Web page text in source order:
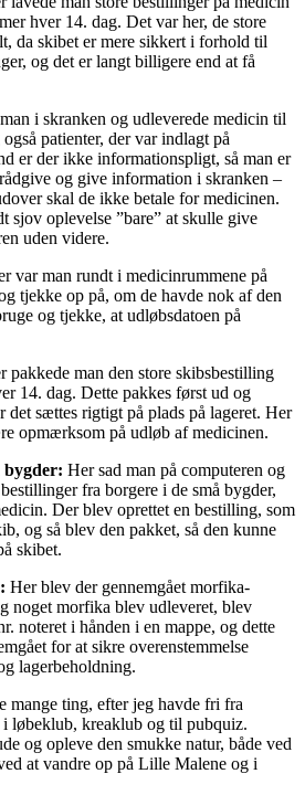
hver 14. dag. Det var her, de store
da skibet er mere sikkert i forhold til
og det er langt billigere end at få
i skranken og udleverede medicin til
patienter, der var indlagt på
er der ikke informationspligt, så man er
og give information i skranken –
skal de ikke betale for medicinen.
sjov oplevelse ”bare” at skulle give
uden videre.
var man rundt i medicinrummene på
tjekke op på, om de havde nok af den
og tjekke, at udløbsdatoen på
pakkede man den store skibsbestilling
14. dag. Dette pakkes først ud og
det sættes rigtigt på plads på lageret. Her
opmærksom på udløb af medicinen.
bygder: Her sad man på computeren og
fra borgere i de små bygder,
Der blev oprettet en bestilling, som
og så blev den pakket, så den kunne
skibet.
Her blev der gennemgået morfika-
noget morfika blev udleveret, blev
noteret i hånden i en mappe, og dette
for at sikre overenstemmelse
lagerbeholdning.
mange ting, efter jeg havde fri fra
i løbeklub, kreaklub og til pubquiz.
og opleve den smukke natur, både ved
at vandre op på Lille Malene og i